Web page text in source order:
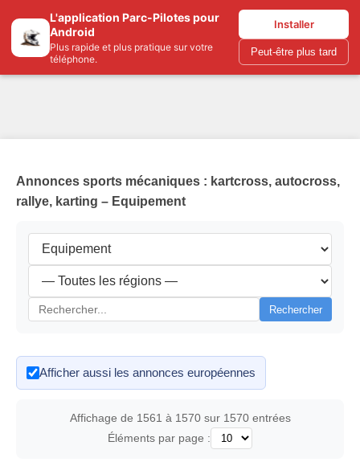
L'application Parc-Pilotes pour
Android
Plus rapide et plus pratique sur votre
téléphone.
Installer
Peut-être plus tard
Parc-pilotes.com
Annonces sports mécaniques : kartcross, autocross,
rallye, karting – Equipement
Rechercher
Afficher aussi les annonces européennes
Affichage de 1561 à 1570 sur 1570 entrées
Éléments par page :